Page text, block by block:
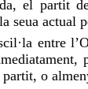
el partit
seua actual
entre
partit, o